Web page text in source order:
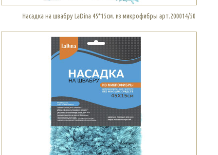
Насадка на швабру LaDina 45*15см. из микрофибры арт.200014/50